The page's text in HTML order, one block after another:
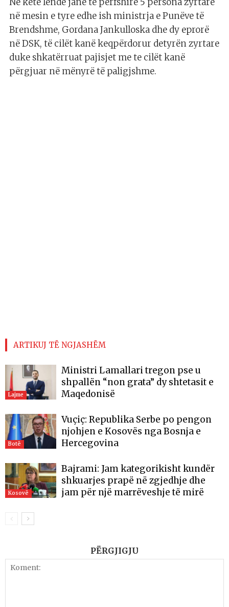
në mesin e tyre edhe ish ministrja e Punëve të
Brendshme, Gordana Jankulloska dhe dy eprorë
në DSK, të cilët kanë keqpërdorur detyrën zyrtare
duke shkatërruat pajisjet me te cilët kanë
përgjuar në mënyrë të paligjshme.
ARTIKUJ TË NGJASHËM
Lajme
Ministri Lamallari tregon pse u
shpallën “non grata” dy shtetasit e
Maqedonisë
Botë
Vuçiç: Republika Serbe po pengon
njohjen e Kosovës nga Bosnja e
Hercegovina
Kosovë
Bajrami: Jam kategorikisht kundër
shkuarjes prapë në zgjedhje dhe
jam për një marrëveshje të mirë
PËRGJIGJU